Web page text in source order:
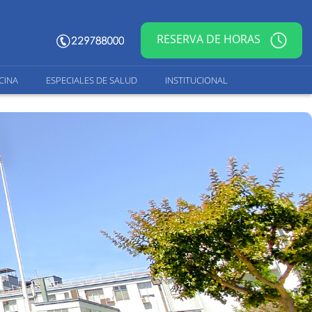
RESERVA DE HORAS
ESPECIALES DE SALUD INSTITUCIONAL